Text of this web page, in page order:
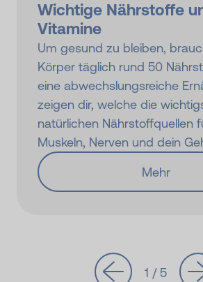
Wichtige Nährstoffe
Vitamine
Um gesund zu bleiben,
Körper täglich rund 50
eine abwechslungsreiche
zeigen dir, welche die
natürlichen Nährstoffquellen
Muskeln, Nerven und dein
Mehr
1 / 5